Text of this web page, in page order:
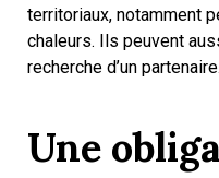
territoriaux, notamment
chaleurs. Ils peuvent
recherche d’un partenaire.
Une